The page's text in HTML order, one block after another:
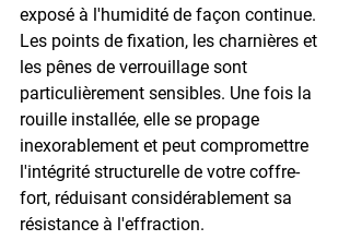
exposé à l'humidité de façon continue.
Les points de fixation, les charnières et
les pênes de verrouillage sont
particulièrement sensibles. Une fois la
rouille installée, elle se propage
inexorablement et peut compromettre
l'intégrité structurelle de votre coffre-
fort, réduisant considérablement sa
résistance à l'effraction.